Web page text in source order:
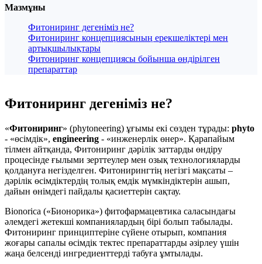
Мазмұны
Фитониринг дегеніміз не?
Фитониринг концепциясының ерекшеліктері мен
артықшылықтары
Фитониринг концепциясы бойынша өндірілген
препараттар
Фитониринг дегеніміз не?
«Фитониринг» (phytoneering) ұғымы екі сөзден тұрады: phyto
- «өсімдік», engineering - «инженерлік өнер». Қарапайым
тілмен айтқанда, Фитониринг дәрілік заттарды өндіру
процесінде ғылыми зерттеулер мен озық технологияларды
қолдануға негізделген. Фитонирингтің негізгі мақсаты –
дәрілік өсімдіктердің толық емдік мүмкіндіктерін ашып,
дайын өнімдегі пайдалы қасиеттерін сақтау.
Bionorica («Бионорика») фитофармацевтика саласындағы
әлемдегі жетекші компаниялардың бірі болып табылады.
Фитониринг принциптеріне сүйене отырып, компания
жоғары сапалы өсімдік тектес препараттарды әзірлеу үшін
жаңа белсенді ингредиенттерді табуға ұмтылады.